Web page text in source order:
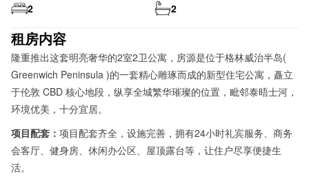
2
2
租房内容
隆重推出这套明亮奢华的2室2卫公寓，房源是位于格林威治半岛(
Greenwich Peninsula )的一套精心雕琢而成的新型住宅公寓，矗立
于伦敦 CBD 核心地段，纵享全城繁华璀璨的位置，毗邻泰晤士河，
环境优美，十分宜居。
项目配套： 项目配套齐全，设施完善，拥有24小时礼宾服务、商务
会客厅、健身房、休闲办公区、屋顶露台等，让住户尽享便捷生
活。